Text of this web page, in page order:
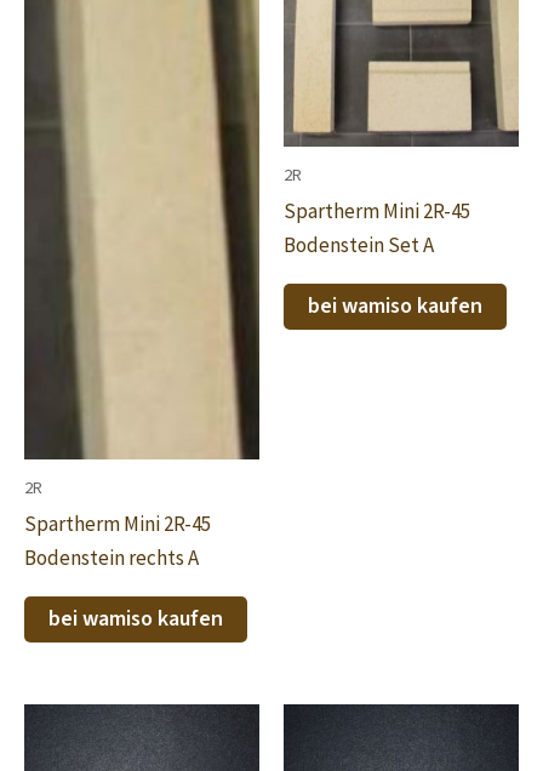
2R
Spartherm Mini 2R-45
Bodenstein rechts A
bei wamiso kaufen
2R
Spartherm Mini 2R-45
Bodenstein Set A
bei wamiso kaufen